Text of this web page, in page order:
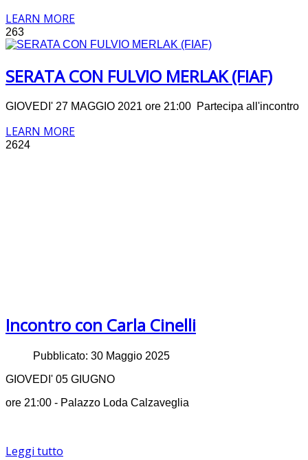
LEARN MORE
263
SERATA CON FULVIO MERLAK (FIAF)
GIOVEDI' 27 MAGGIO 2021 ore 21:00 Partecipa all'incontro
LEARN MORE
2624
Incontro con Carla Cinelli
Pubblicato: 30 Maggio 2025
GIOVEDI' 05 GIUGNO
ore 21:00 - Palazzo Loda Calzaveglia
Leggi tutto